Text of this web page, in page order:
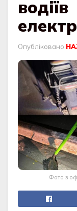
водіїв
Опубліковано
Фото з